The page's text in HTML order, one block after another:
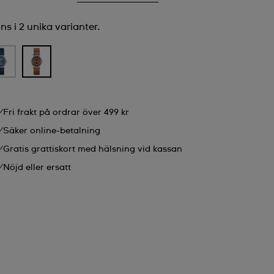
i 2 unika varianter.
Fri frakt på ordrar över 499 kr
Säker online-betalning
Gratis grattiskort med hälsning vid kassan
Nöjd eller ersatt